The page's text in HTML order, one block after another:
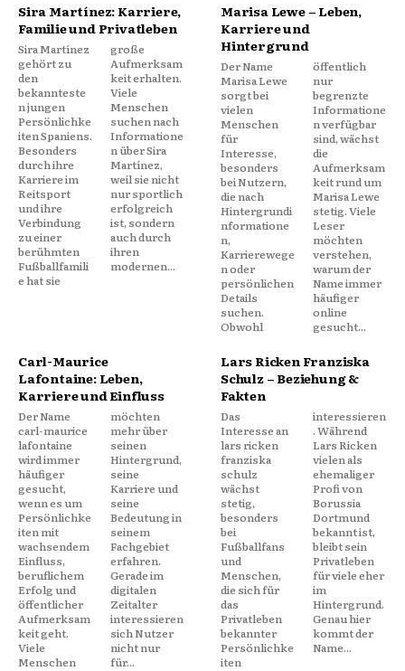
Sira Martínez: Karriere,
Familie und Privatleben
Sira Martínez
gehört zu
den
bekannteste
n jungen
Persönlichke
iten Spaniens.
Besonders
durch ihre
Karriere im
Reitsport
und ihre
Verbindung
zu einer
berühmten
Fußballfamili
e hat sie
große
Aufmerksam
keit erhalten.
Viele
Menschen
suchen nach
Informatione
n über Sira
Martínez,
weil sie nicht
nur sportlich
erfolgreich
ist, sondern
auch durch
ihren
modernen...
Marisa Lewe – Leben,
Karriere und
Hintergrund
Der Name
Marisa Lewe
sorgt bei
vielen
Menschen
für
Interesse,
besonders
bei Nutzern,
die nach
Hintergrundi
nformatione
n,
Karrierewege
n oder
persönlichen
Details
suchen.
Obwohl
öffentlich
nur
begrenzte
Informatione
n verfügbar
sind, wächst
die
Aufmerksam
keit rund um
Marisa Lewe
stetig. Viele
Leser
möchten
verstehen,
warum der
Name immer
häufiger
online
gesucht...
Carl-Maurice
Lafontaine: Leben,
Karriere und Einfluss
Der Name
carl-maurice
lafontaine
wird immer
häufiger
gesucht,
wenn es um
Persönlichke
iten mit
wachsendem
Einfluss,
beruflichem
Erfolg und
öffentlicher
Aufmerksam
keit geht.
Viele
Menschen
möchten
mehr über
seinen
Hintergrund,
seine
Karriere und
seine
Bedeutung in
seinem
Fachgebiet
erfahren.
Gerade im
digitalen
Zeitalter
interessieren
sich Nutzer
nicht nur
für...
Lars Ricken Franziska
Schulz – Beziehung &
Fakten
Das
Interesse an
lars ricken
franziska
schulz
wächst
stetig,
besonders
bei
Fußballfans
und
Menschen,
die sich für
das
Privatleben
bekannter
Persönlichke
iten
interessieren
. Während
Lars Ricken
vielen als
ehemaliger
Profi von
Borussia
Dortmund
bekannt ist,
bleibt sein
Privatleben
für viele eher
im
Hintergrund.
Genau hier
kommt der
Name...